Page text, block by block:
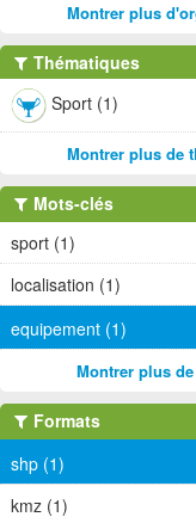
Montrer plus
Thématiques
Sport (1)
Montrer plus de
Mots-clés
sport (1)
localisation (1)
equipement (1)
Montrer plus
Formats
shp (1)
kmz (1)